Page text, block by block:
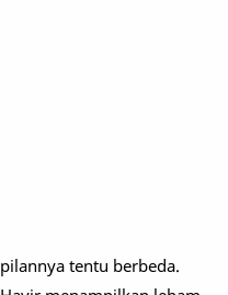
tentu berbeda.